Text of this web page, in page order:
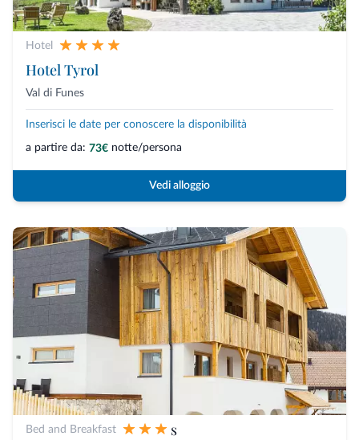
Hotel
Hotel Tyrol
Val di Funes
Inserisci le date per conoscere la disponibilità
a partire da: 73€ notte/persona
Vedi alloggio
Bed and Breakfast
s